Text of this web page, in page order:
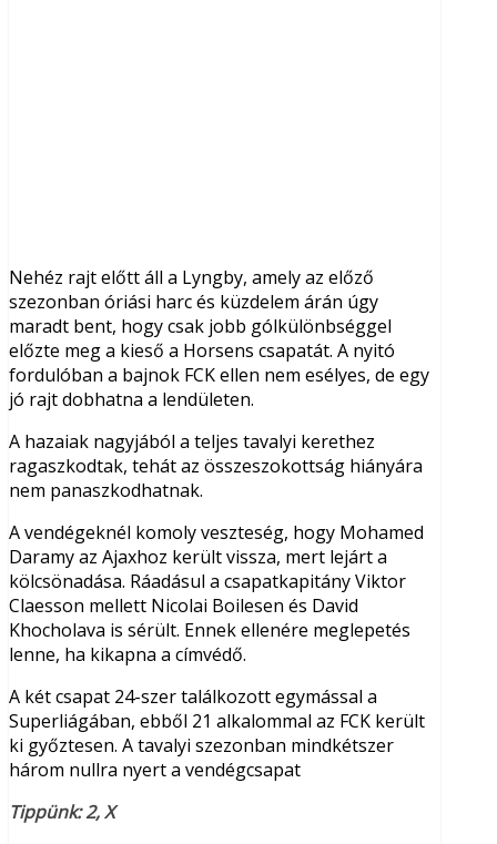
Nehéz rajt előtt áll a Lyngby, amely az előző
szezonban óriási harc és küzdelem árán úgy
maradt bent, hogy csak jobb gólkülönbséggel
előzte meg a kieső a Horsens csapatát. A nyitó
fordulóban a bajnok FCK ellen nem esélyes, de egy
jó rajt dobhatna a lendületen.
A hazaiak nagyjából a teljes tavalyi kerethez
ragaszkodtak, tehát az összeszokottság hiányára
nem panaszkodhatnak.
A vendégeknél komoly veszteség, hogy Mohamed
Daramy az Ajaxhoz került vissza, mert lejárt a
kölcsönadása. Ráadásul a csapatkapitány Viktor
Claesson mellett Nicolai Boilesen és David
Khocholava is sérült. Ennek ellenére meglepetés
lenne, ha kikapna a címvédő.
A két csapat 24-szer találkozott egymással a
Superliágában, ebből 21 alkalommal az FCK került
ki győztesen. A tavalyi szezonban mindkétszer
három nullra nyert a vendégcsapat
Tippünk: 2, X